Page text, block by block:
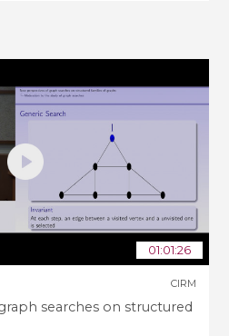
01:01:26
searches on structured
CIRM